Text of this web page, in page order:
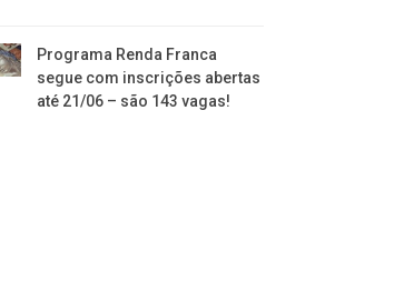
Programa Renda Franca
segue com inscrições abertas
até 21/06 – são 143 vagas!